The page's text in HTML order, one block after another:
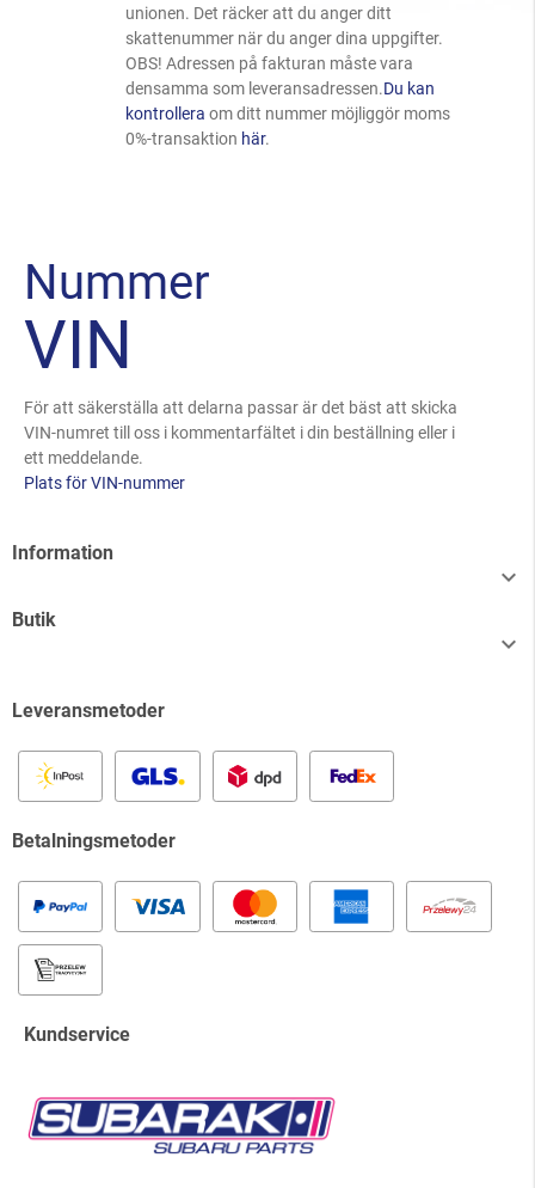
unionen. Det räcker att du anger ditt
skattenummer när du anger dina uppgifter.
OBS! Adressen på fakturan måste vara
densamma som leveransadressen.Du kan
kontrollera om ditt nummer möjliggör moms
0%-transaktion här.
Nummer
VIN
För att säkerställa att delarna passar är det bäst att skicka
VIN-numret till oss i kommentarfältet i din beställning eller i
ett meddelande.
Plats för VIN-nummer
Information

Butik

Leveransmetoder
Betalningsmetoder
Kundservice